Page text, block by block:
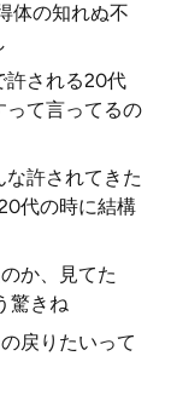
体の知れぬ不
許される20代
って言ってるの
許されてきた
代の時に結構
か、見てた
驚きね
戻りたいって